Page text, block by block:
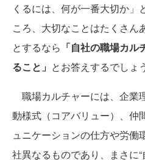
くるには、何が一番大切か」
ころ、大切なことはたくさん
とするなら 「自社の職場カ
ること」 とお答えするでしょ
職場カルチャーには、企業
動様式（コアバリュー）、仲
ュニケーションの仕方や労働
社異なるものであり、まさに